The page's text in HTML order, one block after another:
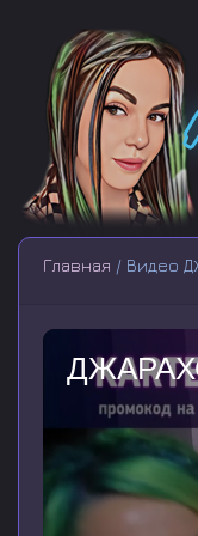
Главная / Видео